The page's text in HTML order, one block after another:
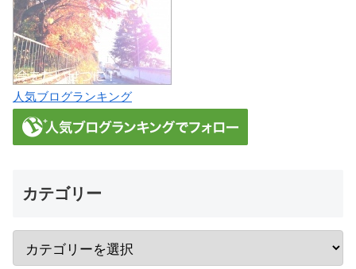
人気ブログランキング
カテゴリー